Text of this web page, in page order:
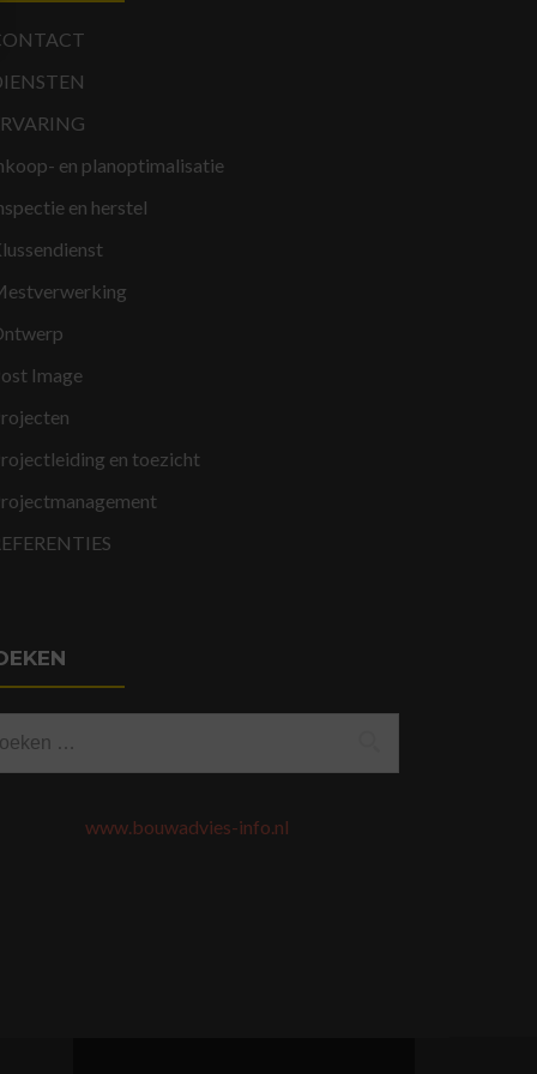
en planoptimalisatie
en herstel
Image
en toezicht
www.bouwadvies-info.nl